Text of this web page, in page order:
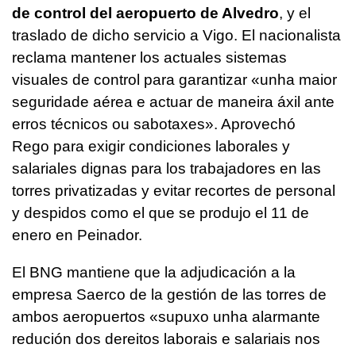
de control del aeropuerto de Alvedro, y el
traslado de dicho servicio a Vigo. El nacionalista
reclama mantener los actuales sistemas
visuales de control para garantizar «unha maior
seguridade aérea e actuar de maneira áxil ante
erros técnicos ou sabotaxes». Aprovechó
Rego para exigir condiciones laborales y
salariales dignas para los trabajadores en las
torres privatizadas y evitar recortes de personal
y despidos como el que se produjo el 11 de
enero en Peinador.
El BNG mantiene que la adjudicación a la
empresa Saerco de la gestión de las torres de
ambos aeropuertos «supuxo unha alarmante
redución dos dereitos laborais e salariais nos